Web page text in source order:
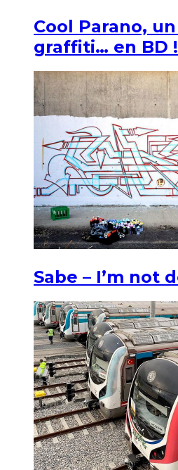
Cool Parano,
graffiti… en BD !
Sabe – I’m not